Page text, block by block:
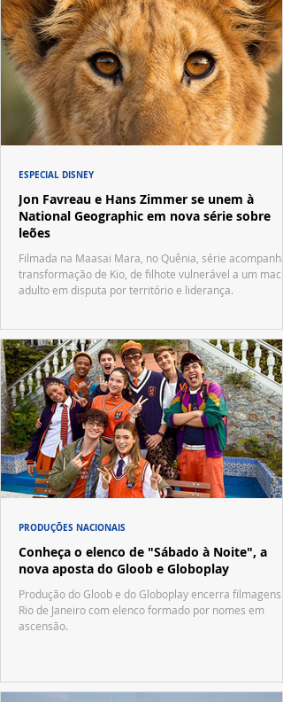
Jon Favreau e Hans Zimmer se unem à
National Geographic em nova série sobre
leões
Filmada na Maasai Mara, no Quênia, série acompanha
transformação de Kio, de filhote vulnerável a um
adulto em disputa por território e liderança.
ESPECIAL DISNEY
Conheça o elenco de "Sábado à Noite", a
nova aposta do Gloob e Globoplay
Produção do Gloob e do Globoplay encerra filmagens
Rio de Janeiro com elenco formado por nomes em
ascensão.
PRODUÇÕES NACIONAIS